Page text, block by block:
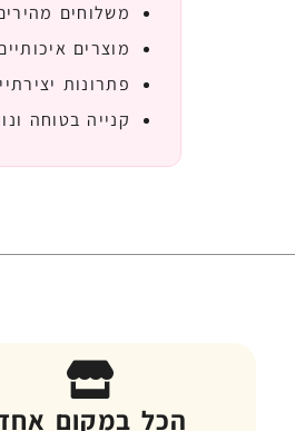
משלוחים
מוצרים
פתרונות
קנייה בטוחה
הכל במקום